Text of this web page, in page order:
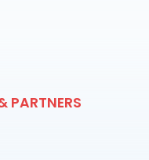
PARTNERS